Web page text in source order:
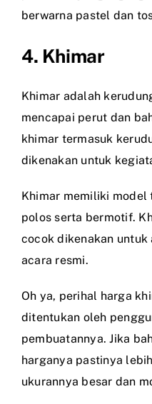
berwarna pastel dan
4. Khimar
Khimar adalah
mencapai perut dan
khimar termasuk
dikenakan untuk
Khimar memiliki model
polos serta bermotif.
cocok dikenakan untuk
acara resmi.
Oh ya, perihal harga
ditentukan oleh
pembuatannya. Jika
harganya pastinya
ukurannya besar dan